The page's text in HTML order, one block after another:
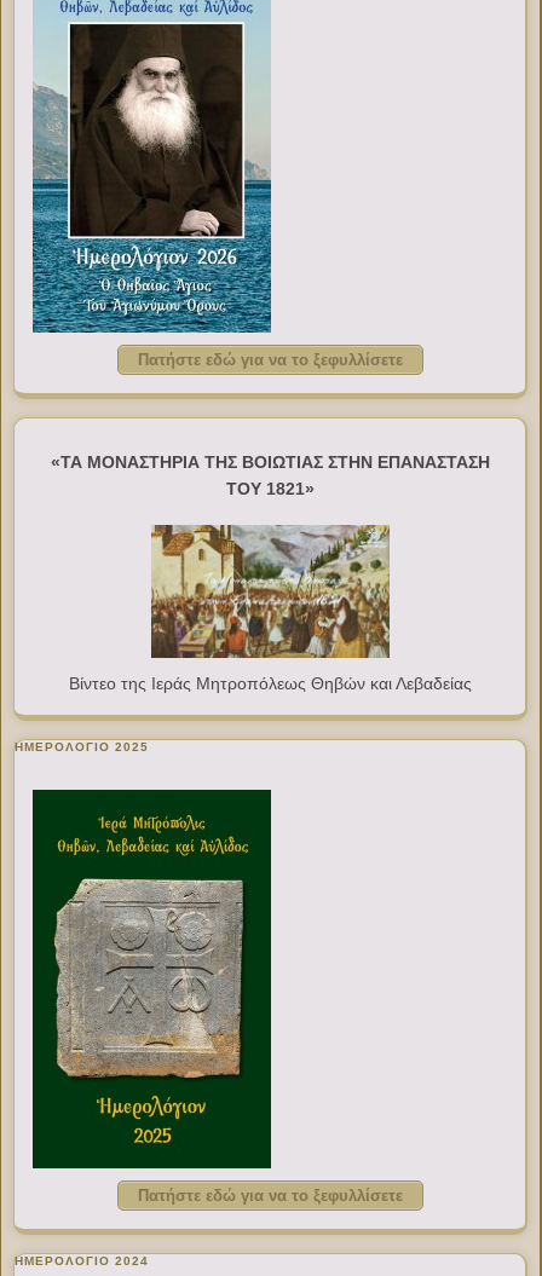
Πατήστε εδώ για να το ξεφυλλίσετε
«ΤΑ ΜΟΝΑΣΤΗΡΙΑ ΤΗΣ ΒΟΙΩΤΙΑΣ ΣΤΗΝ ΕΠΑΝΑΣΤΑΣΗ
ΤΟΥ 1821»
Βίντεο της Ιεράς Μητροπόλεως Θηβών και Λεβαδείας
ΗΜΕΡΟΛΟΓΙΟ 2025
Πατήστε εδώ για να το ξεφυλλίσετε
ΗΜΕΡΟΛΟΓΙΟ 2024